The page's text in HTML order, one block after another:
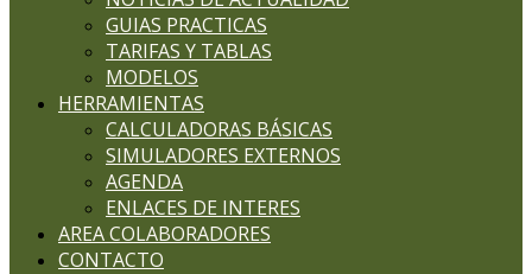
GUIAS PRACTICAS
TARIFAS Y TABLAS
MODELOS
HERRAMIENTAS
CALCULADORAS BÁSICAS
SIMULADORES EXTERNOS
AGENDA
ENLACES DE INTERES
AREA COLABORADORES
CONTACTO